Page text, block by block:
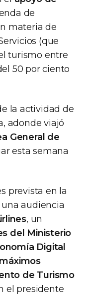
de
materia de
(que
turismo entre
50 por ciento
la actividad de
adonde viajó
General de
esta semana
prevista en la
audiencia
, un
del Ministerio
Digital
máximos
de Turismo
el presidente